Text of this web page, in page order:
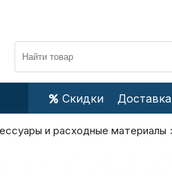
Скидки Доставка
и расходные материалы